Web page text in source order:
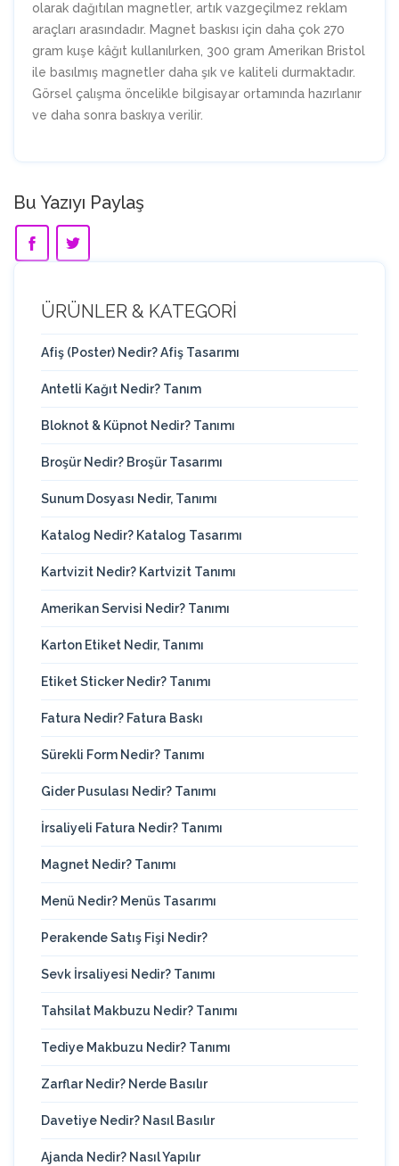
olarak dağıtılan magnetler, artık vazgeçilmez reklam
araçları arasındadır. Magnet baskısı için daha çok 270
gram kuşe kâğıt kullanılırken, 300 gram Amerikan Bristol
ile basılmış magnetler daha şık ve kaliteli durmaktadır.
Görsel çalışma öncelikle bilgisayar ortamında hazırlanır
ve daha sonra baskıya verilir.
Bu Yazıyı Paylaş
ÜRÜNLER & KATEGORİ
Afiş (Poster) Nedir? Afiş Tasarımı
Antetli Kağıt Nedir? Tanım
Bloknot & Küpnot Nedir? Tanımı
Broşür Nedir? Broşür Tasarımı
Sunum Dosyası Nedir, Tanımı
Katalog Nedir? Katalog Tasarımı
Kartvizit Nedir? Kartvizit Tanımı
Amerikan Servisi Nedir? Tanımı
Karton Etiket Nedir, Tanımı
Etiket Sticker Nedir? Tanımı
Fatura Nedir? Fatura Baskı
Sürekli Form Nedir? Tanımı
Gider Pusulası Nedir? Tanımı
İrsaliyeli Fatura Nedir? Tanımı
Magnet Nedir? Tanımı
Menü Nedir? Menüs Tasarımı
Perakende Satış Fişi Nedir?
Sevk İrsaliyesi Nedir? Tanımı
Tahsilat Makbuzu Nedir? Tanımı
Tediye Makbuzu Nedir? Tanımı
Zarflar Nedir? Nerde Basılır
Davetiye Nedir? Nasıl Basılır
Ajanda Nedir? Nasıl Yapılır